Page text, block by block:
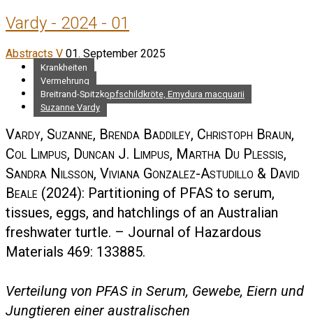
Vardy - 2024 - 01
Abstracts V 01. September 2025
Krankheiten
Vermehrung
Breitrand-Spitzkopfschildkröte, Emydura macquarii
Suzanne Vardy
Vardy, Suzanne, Brenda Baddiley, Christoph Braun,
Col Limpus, Duncan J. Limpus, Martha Du Plessis,
Sandra Nilsson, Viviana Gonzalez-Astudillo & David
Beale (2024): Partitioning of PFAS to serum,
tissues, eggs, and hatchlings of an Australian
freshwater turtle. – Journal of Hazardous
Materials 469: 133885.
Verteilung von PFAS in Serum, Gewebe, Eiern und
Jungtieren einer australischen